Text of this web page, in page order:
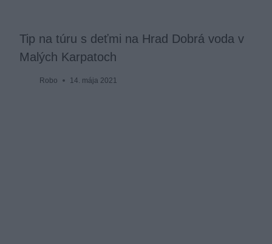
Tip na túru s deťmi na Hrad Dobrá voda v
Malých Karpatoch
Robo 14. mája 2021